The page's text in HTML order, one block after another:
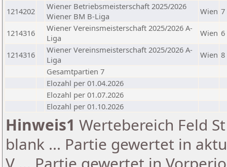
1214202
Wiener Betriebsmeisterschaft 2025/2026
Wiener BM B-Liga
Wien 7
1214316
Wiener Vereinsmeisterschaft 2025/2026 A-
Liga
Wien 6
1214316
Wiener Vereinsmeisterschaft 2025/2026 A-
Liga
Wien 8
Gesamtpartien 7
Elozahl per 01.04.2026
Elozahl per 01.07.2026
Elozahl per 01.10.2026
Hinweis1 Wertebereich Feld
blank ... Partie gewertet in